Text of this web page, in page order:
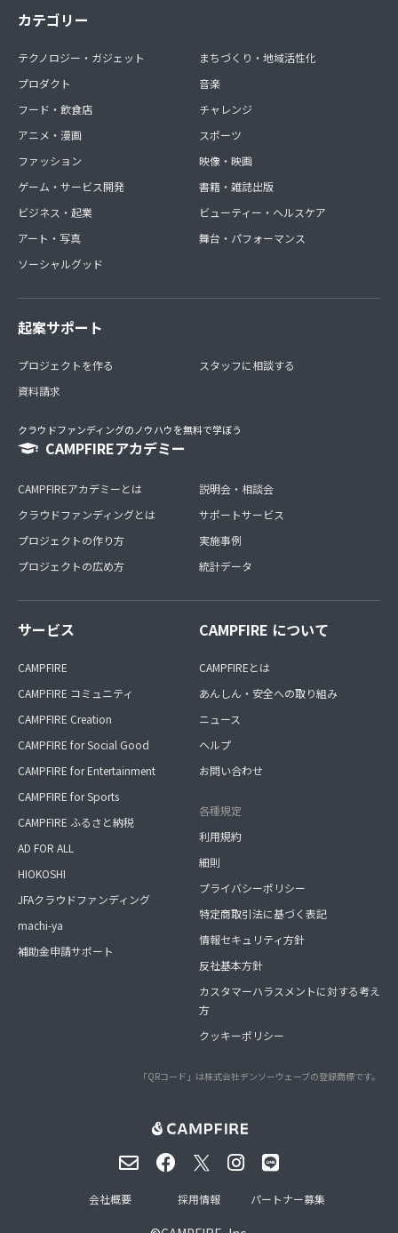
カテゴリー
テクノロジー・ガジェット
プロダクト
フード・飲食店
アニメ・漫画
ファッション
ゲーム・サービス開発
ビジネス・起業
アート・写真
ソーシャルグッド
まちづくり・地域活性化
音楽
チャレンジ
スポーツ
映像・映画
書籍・雑誌出版
ビューティー・ヘルスケア
舞台・パフォーマンス
起案サポート
プロジェクトを作る
資料請求
スタッフに相談する
クラウドファンディングのノウハウを無料で学ぼう
CAMPFIREアカデミー
CAMPFIREアカデミーとは
クラウドファンディングとは
プロジェクトの作り方
プロジェクトの広め方
説明会・相談会
サポートサービス
実施事例
統計データ
サービス
CAMPFIRE
CAMPFIRE コミュニティ
CAMPFIRE Creation
CAMPFIRE for Social Good
CAMPFIRE for Entertainment
CAMPFIRE for Sports
CAMPFIRE ふるさと納税
AD FOR ALL
HIOKOSHI
JFAクラウドファンディング
machi-ya
補助金申請サポート
CAMPFIRE について
CAMPFIREとは
あんしん・安全への取り組み
ニュース
ヘルプ
お問い合わせ
各種規定
利用規約
細則
プライバシーポリシー
特定商取引法に基づく表記
情報セキュリティ方針
反社基本方針
カスタマーハラスメントに対する考え
方
クッキーポリシー
「QRコード」は株式会社デンソーウェーブの登録商標です。
会社概要 採用情報 パートナー募集